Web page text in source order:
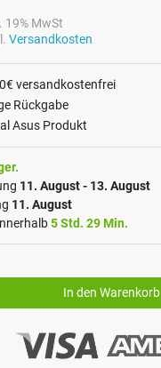
19% MwSt
Versandkosten
versandkostenfrei
Rückgabe
Asus Produkt
11. August - 13. August
11. August
5 Std. 29 Min.
In den Warenkorb